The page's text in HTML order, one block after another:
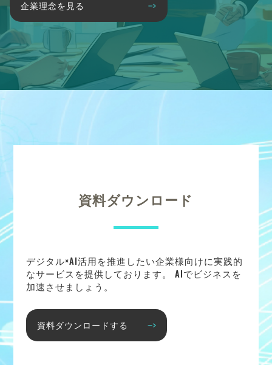
企業理念を見る
資料ダウンロード
デジタル×AI活用を推進したい企業様向けに実践的
なサービスを提供しております。 AIでビジネスを
加速させましょう。
資料ダウンロードする